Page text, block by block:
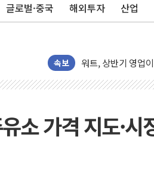
글로벌·중국 해외투자 산업
속보
李대통령, 호우 피
'변기 수리' 집주인
프롬바이오, 10일
NH농협생명, 농작
랩지노믹스 "디엑
보로노이, 폐암 치
소 가격 지도·시